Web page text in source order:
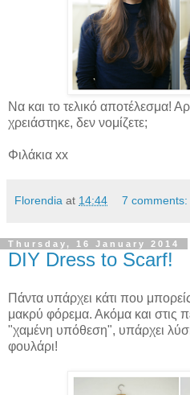
Να και το τελικό αποτέλεσμα!
χρειάστηκε, δεν νομίζετε;
Φιλάκια xx
Florendia at 14:44 7 comments:
Thursday, 16 January 2014
DIY Dress to Scarf!
Πάντα υπάρχει κάτι που
μακρύ φόρεμα. Ακόμα και στις
"χαμένη υπόθεση", υπάρχει
φουλάρι!